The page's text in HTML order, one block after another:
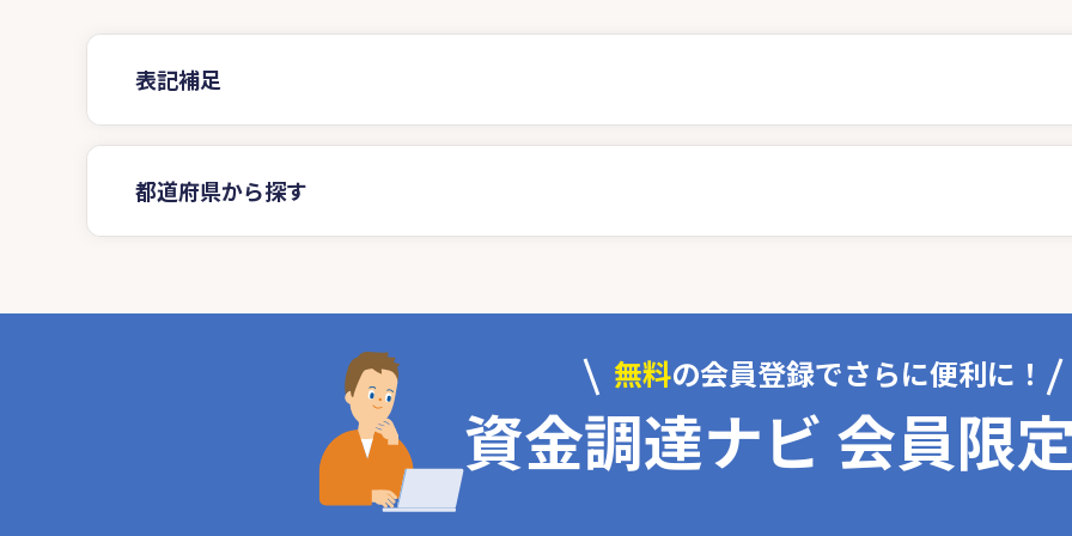
表記補足
都道府県から探す
無料の会員登録でさらに便利に！
資金調達ナビ 会員限